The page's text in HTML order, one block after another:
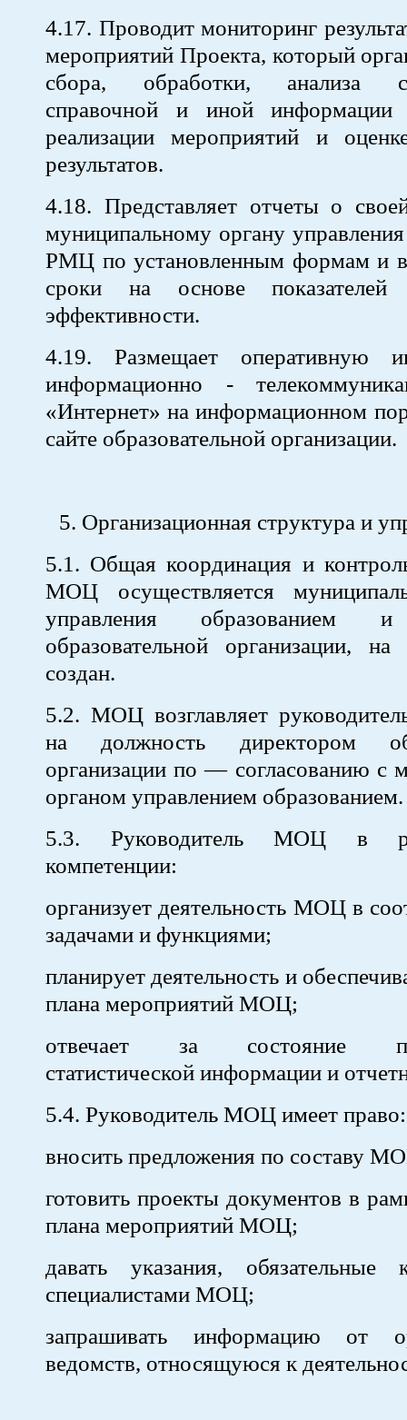
4.17. Проводит мониторинг
мероприятий Проекта, который
сбора, обработки, анализа
справочной и иной информации
реализации мероприятий и
результатов.
4.18. Представляет отчеты о
муниципальному органу
РМЦ по установленным формам и в
сроки на основе
эффективности.
4.19. Размещает оперативную
информационно -
«Интернет» на информационном
сайте образовательной организации.
Организационная структура и
5.1. Общая координация и
МОЦ осуществляется
управления образованием и
образовательной организации, на
создан.
5.2. МОЦ возглавляет
на должность директором
организации по — согласованию с
органом управлением образованием.
5.3. Руководитель МОЦ в
компетенции:
организует деятельность МОЦ в
задачами и функциями;
планирует деятельность и
плана мероприятий МОЦ;
отвечает за состояние
статистической информации и
5.4. Руководитель МОЦ имеет право:
вносить предложения по составу
готовить проекты документов в
плана мероприятий МОЦ;
давать указания, обязательные
специалистами МОЦ;
запрашивать информацию от
ведомств, относящуюся к